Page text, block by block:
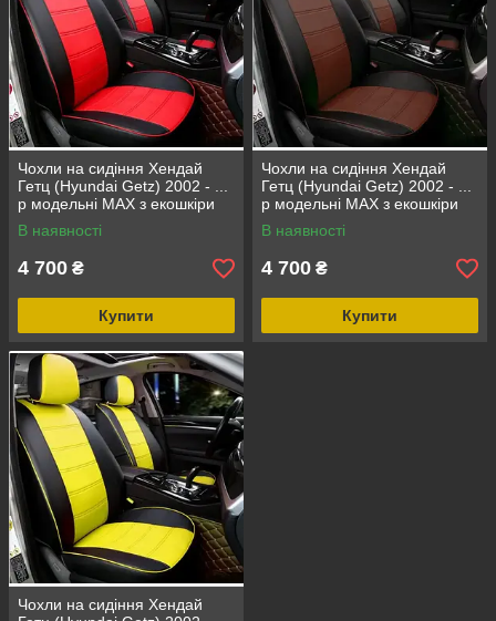
Чохли на сидіння Хендай
Гетц (Hyundai Getz) 2002 - ...
р модельні MAX з екошкіри
Чорно-червоний
В наявності
4 700 ₴
Купити
Чохли на сидіння Хендай
Гетц (Hyundai Getz) 2002 - ...
р модельні MAX з екошкіри
Чорно-коричневий
В наявності
4 700 ₴
Купити
Чохли на сидіння Хендай